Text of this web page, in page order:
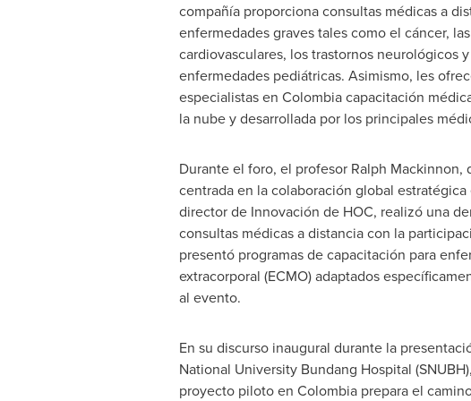
compañía proporciona consultas médicas a
enfermedades graves tales como el cáncer,
cardiovasculares, los trastornos neurológicos
enfermedades pediátricas. Asimismo, les
especialistas en Colombiacapacitación
la nube y desarrollada por los principales
Durante el foro, el profesor Ralph Mackinnon,
centrada en la colaboración global
director de Innovación de HOC, realizó una
consultas médicas a distancia con la
presentó programas de capacitación para
extracorporal (ECMO) adaptados
al evento.
En su discurso inaugural durante la
National UniversityBundang Hospital
proyecto piloto en Colombiaprepara el